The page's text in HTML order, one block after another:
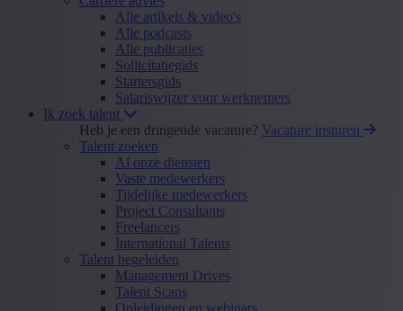
Alle artikels & video's
Alle podcasts
Alle publicaties
Sollicitatiegids
Startersgids
Salariswijzer voor werknemers
Ik zoek talent
Heb je een dringende vacature? Vacature insturen
Talent zoeken
Al onze diensten
Vaste medewerkers
Tijdelijke medewerkers
Project Consultants
Freelancers
International Talents
Talent begeleiden
Management Drives
Talent Scans
Opleidingen en webinars